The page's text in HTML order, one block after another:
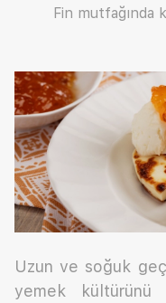
Fin mutfağında
Uzun ve soğuk
yemek kültürünü